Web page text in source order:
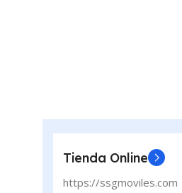
Tienda Online
https://ssgmoviles.com